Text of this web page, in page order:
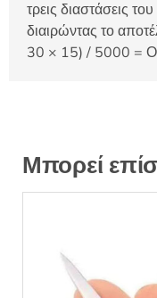
τρεις διαστάσεις
διαιρώντας το
30 × 15) / 5000 =
Μπορεί